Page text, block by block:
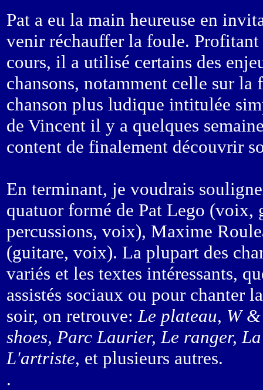
Pat a eu la main heureuse en
venir réchauffer la foule.
cours, il a utilisé certains des
chansons, notamment celle sur
chanson plus ludique intitulée
de Vincent il y a quelques
content de finalement découvrir
En terminant, je voudrais
quatuor formé de Pat Lego (voix,
percussions, voix), Maxime
(guitare, voix). La plupart des
variés et les textes intéressants,
assistés sociaux ou pour chanter
soir, on retrouve:Le plateau, W
shoes, Parc Laurier, Le ranger,
L'artriste, et plusieurs autres.
.